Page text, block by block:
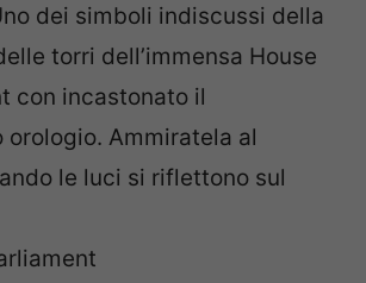
dei simboli indiscussi della
torri dell’immensa House
con incastonato il
orologio. Ammiratela al
le luci si riflettono sul